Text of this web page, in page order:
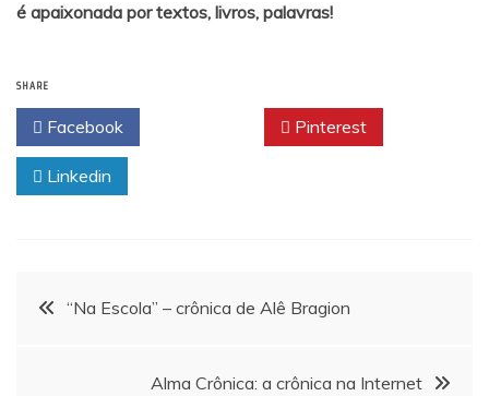
é apaixonada por textos, livros, palavras!
SHARE
Facebook Pinterest
Linkedin
Navegação
“Na Escola” – crônica de Alê Bragion
Alma Crônica: a crônica na Internet